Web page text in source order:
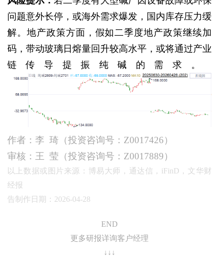
问题意外长停，或海外需求爆发，国内库存压力缓
解。地产政策方面，假如二季度地产政策继续加
码，带动玻璃日熔量回升较高水平，或将通过产业
链传导提振纯碱的需求。
作者：李 琦（投资咨询号： Z0017426）
审核：王 莹（投资咨询号： Z0017889）
以上数据或图片来源：博易大师，通达信，iFinD，文华财
经报
告制作日期：2026-04-28
END
更多研报详询客户经理
↓↓↓